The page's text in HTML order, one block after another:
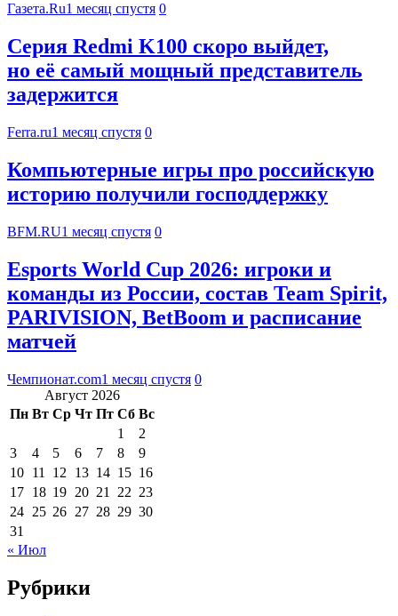
Газета.Ru1 месяц спустя 0
Серия Redmi K100 скоро выйдет,
но её самый мощный представитель
задержится
Ferra.ru1 месяц спустя 0
Компьютерные игры про российскую
историю получили господдержку
BFM.RU1 месяц спустя 0
Esports World Cup 2026: игроки и
команды из России, состав Team Spirit,
PARIVISION, BetBoom и расписание
матчей
Чемпионат.com1 месяц спустя 0
Август 2026
Пн Вт Ср Чт Пт Сб Вс
1
2
3
4 5 6 7 8
9
10 11 12 13 14 15 16
17 18 19 20 21 22 23
24 25 26 27 28 29 30
31
« Июл
Рубрики